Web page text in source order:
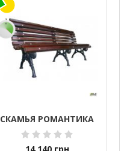
СКАМЬЯ РОМАНТИКА